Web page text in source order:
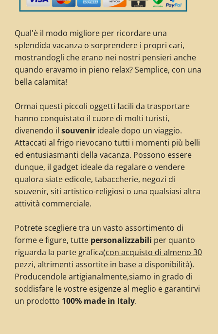
Qual'è il modo migliore per ricordare una
splendida vacanza o sorprendere i propri cari,
mostrandogli che erano nei nostri pensieri anche
quando eravamo in pieno relax? Semplice, con una
bella calamita!
Ormai questi piccoli oggetti facili da trasportare
hanno conquistato il cuore di molti turisti,
divenendo il souvenir ideale dopo un viaggio.
Attaccati al frigo rievocano tutti i momenti più belli
ed entusiasmanti della vacanza. Possono essere
dunque, il gadget ideale da regalare o vendere
qualora siate edicole, tabaccherie, negozi di
souvenir, siti artistico-religiosi o una qualsiasi altra
attività commerciale.
Potrete scegliere tra un vasto assortimento di
forme e figure, tutte personalizzabili per quanto
riguarda la parte grafica(con acquisto di almeno 30
pezzi, altrimenti assortite in base a disponibilità).
Producendole artigianalmente,siamo in grado di
soddisfare le vostre esigenze al meglio e garantirvi
un prodotto 100% made in Italy.